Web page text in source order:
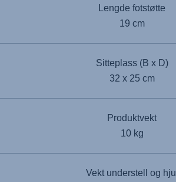
Lengde fotstøtte
19 cm
Sitteplass (B x D)
32 x 25 cm
Produktvekt
10 kg
Vekt understell og hjul